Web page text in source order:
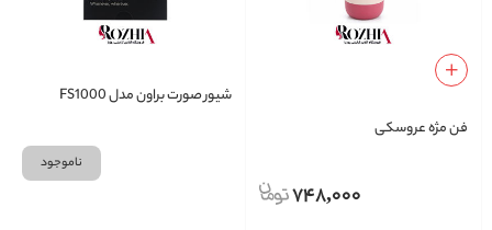
فن مژه عروسکی
748,000
شیور صورت براون مدل FS1000
ناموجود